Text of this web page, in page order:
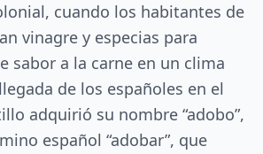
cuando los habitantes de
vinagre y especias para
sabor a la carne en un clima
de los españoles en el
adquirió su nombre “adobo”,
español “adobar”, que